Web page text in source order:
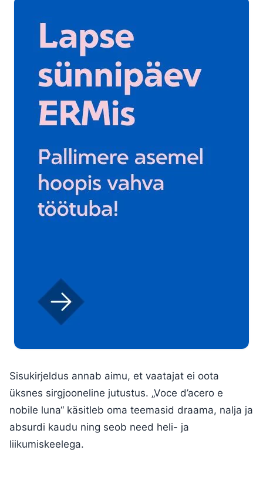
Sisukirjeldus annab aimu, et vaatajat ei oota
üksnes sirgjooneline jutustus. „Voce d’acero e
nobile luna“ käsitleb oma teemasid draama, nalja ja
absurdi kaudu ning seob need heli- ja
liikumiskeelega.